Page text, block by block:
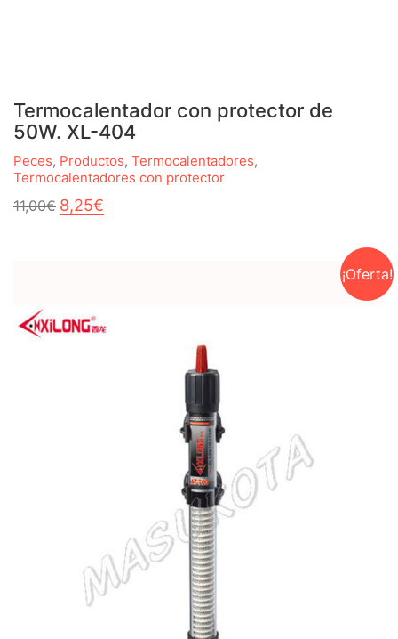
Termocalentador con protector de
50W. XL-404
Peces, Productos, Termocalentadores,
Termocalentadores con protector
11,00€ El
precio
8,25€
precio
¡Oferta!